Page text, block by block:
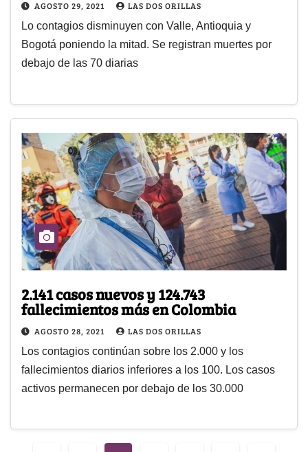
AGOSTO 29, 2021 LAS DOS ORILLAS
Lo contagios disminuyen con Valle, Antioquia y
Bogotá poniendo la mitad. Se registran muertes por
debajo de las 70 diarias
2.141 casos nuevos y 124.743
fallecimientos más en Colombia
AGOSTO 28, 2021 LAS DOS ORILLAS
Los contagios continúan sobre los 2.000 y los
fallecimientos diarios inferiores a los 100. Los casos
activos permanecen por debajo de los 30.000